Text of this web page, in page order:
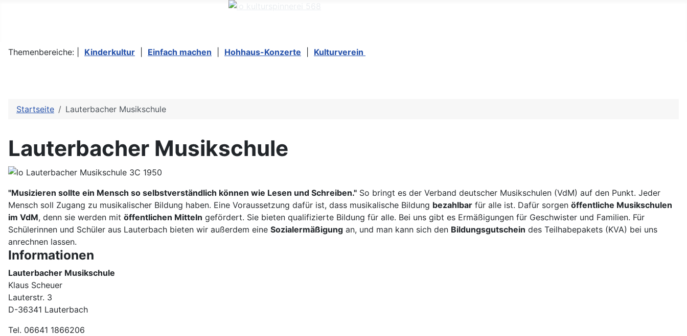
Themenbereiche: | Kinderkultur Einfach machen Hohhaus-Konzerte Kulturverein
Startseite Lauterbacher Musikschule
Lauterbacher Musikschule
"Musizieren sollte ein Mensch so selbstverständlich können wie Lesen und Schreiben." So bringt es der Verband deutscher Musikschulen (VdM) auf den Punkt. Jeder
Mensch soll Zugang zu musikalischer Bildung haben. Eine Voraussetzung dafür ist, dass musikalische Bildung bezahlbar für alle ist. Dafür sorgen öffentliche Musikschulen
im VdM, denn sie werden mit öffentlichen Mitteln gefördert. Sie bieten qualifizierte Bildung für alle. Bei uns gibt es Ermäßigungen für Geschwister und Familien. Für
Schülerinnen und Schüler aus Lauterbach bieten wir außerdem eine Sozialermäßigung an, und man kann sich den Bildungsgutschein des Teilhabepakets (KVA) bei uns
anrechnen lassen.
Informationen
Lauterbacher Musikschule
Klaus Scheuer
Lauterstr. 3
D-36341 Lauterbach
Tel. 06641 1866206